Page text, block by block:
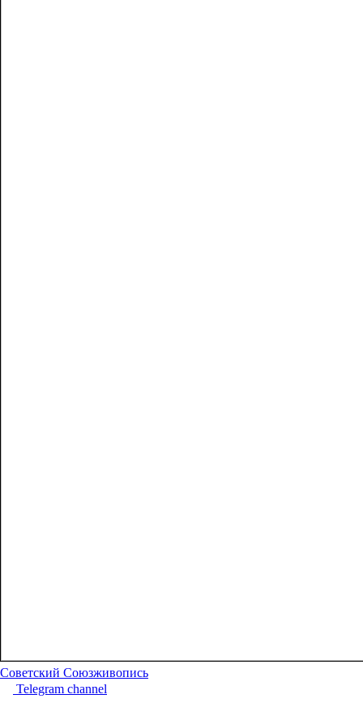
Советский Союзживопись
Telegram channel